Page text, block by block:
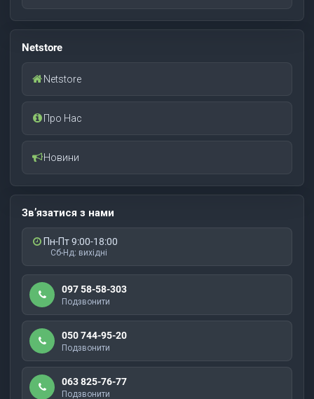
Netstore
Netstore
Про Нас
Новини
Зв’язатися з нами
Пн-Пт 9:00-18:00
Сб-Нд: вихідні
097 58-58-303
Подзвонити
050 744-95-20
Подзвонити
063 825-76-77
Подзвонити